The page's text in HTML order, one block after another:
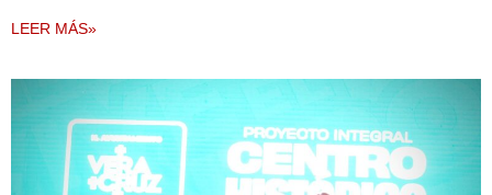
LEER MÁS»